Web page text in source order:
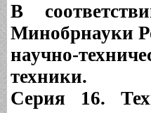
В
Минобрнауки
научно-
техники.
Серия 16.